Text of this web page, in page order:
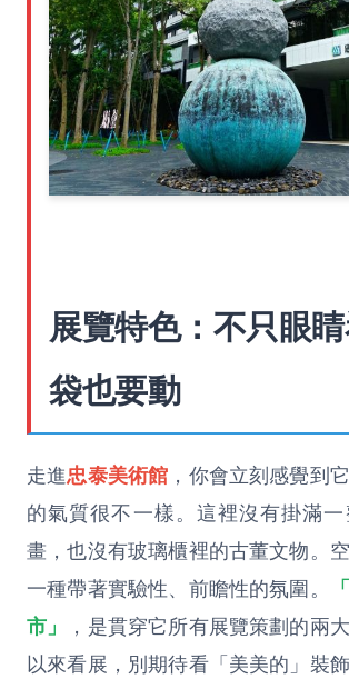
展覽特色：不只眼
袋也要動
走進忠泰美術館 ，你會立刻感覺到
的氣質很不一樣。這裡沒有掛滿
畫，也沒有玻璃櫃裡的古董文物。
一種帶著實驗性、前瞻性的氛圍。
市」
，是貫穿它所有展覽策劃的兩
以來看展，別期待看「美美的」裝